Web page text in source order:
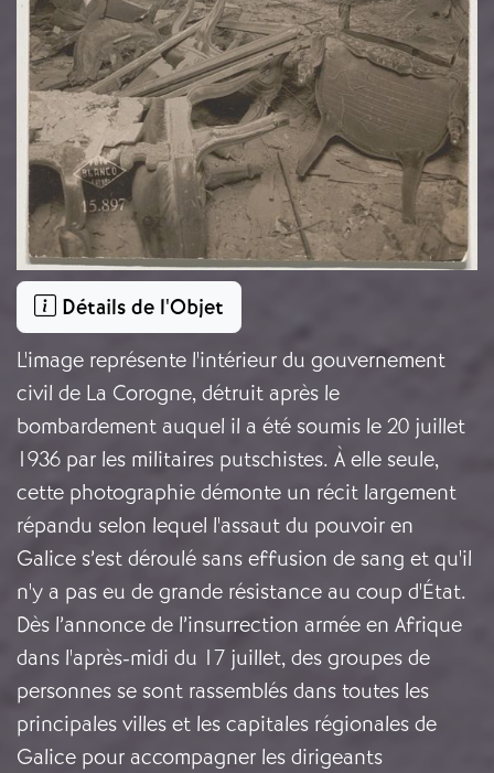
Détails de l'Objet
L'image représente l'intérieur du gouvernement
civil de La Corogne, détruit après le
bombardement auquel il a été soumis le 20 juillet
1936 par les militaires putschistes. À elle seule,
cette photographie démonte un récit largement
répandu selon lequel l'assaut du pouvoir en
Galice s’est déroulé sans effusion de sang et qu'il
n'y a pas eu de grande résistance au coup d'État.
Dès l’annonce de l’insurrection armée en Afrique
dans l'après-midi du 17 juillet, des groupes de
personnes se sont rassemblés dans toutes les
principales villes et les capitales régionales de
Galice pour accompagner les dirigeants